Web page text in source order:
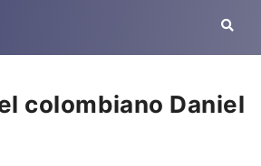
colombiano Daniel